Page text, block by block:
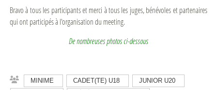
Bravo à tous les participants et merci à tous les juges, bénévoles et partenaires
qui ont participés à l'organisation du meeting.
De nombreuses photos ci-dessous
MINIME CADET(TE) U18
JUNIOR U20